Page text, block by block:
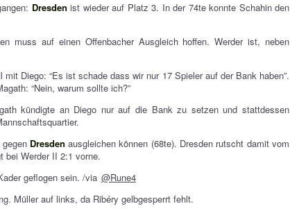
Dresden ist wieder auf Platz 3. In der 74te konnte Schahin den
muss auf einen Offenbacher Ausgleich hoffen. Werder ist, neben
Diego: “Es ist schade dass wir nur 17 Spieler auf der Bank haben”.
“Nein, warum sollte ich?”
kündigte an Diego nur auf die Bank zu setzen und stattdessen
Dresden ausgleichen können (68te). Dresden rutscht damit vom
bei Werder II 2:1 vorne.
geflogen sein. /via @Rune4
Müller auf links, da Ribéry gelbgesperrt fehlt.